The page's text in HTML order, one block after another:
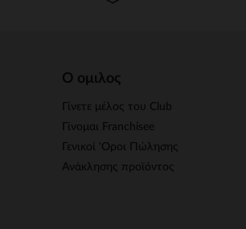
Ο ομιλος
Γίνετε μέλος του Club
Γίνομαι Franchisee
Γενικοί 'Οροι Πώλησης
Ανάκλησης προϊόντος